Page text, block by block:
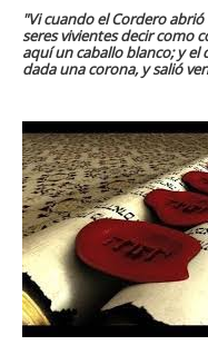
"Vi cuando el Cordero
seres vivientes decir como
aquí un caballo blanco; y
dada una corona, y salió